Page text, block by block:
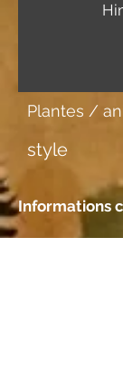
Plantes /
style
Informations